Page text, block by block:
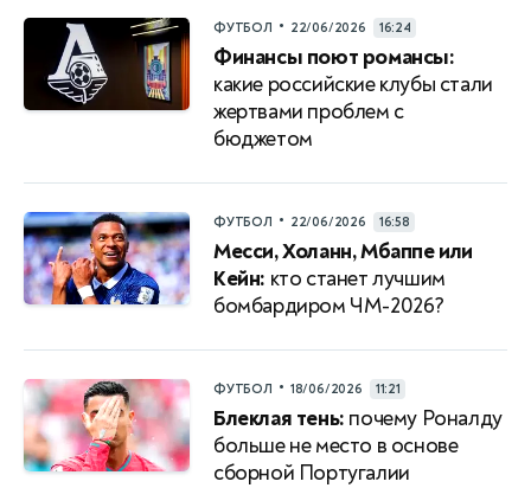
ФУТБОЛ • 22/06/2026 16:24
Финансы поют романсы:
какие российские клубы стали
жертвами проблем с
бюджетом
ФУТБОЛ • 22/06/2026 16:58
Месси, Холанн, Мбаппе или
Кейн: кто станет лучшим
бомбардиром ЧМ-2026?
ФУТБОЛ • 18/06/2026 11:21
Блеклая тень: почему Роналду
больше не место в основе
сборной Португалии